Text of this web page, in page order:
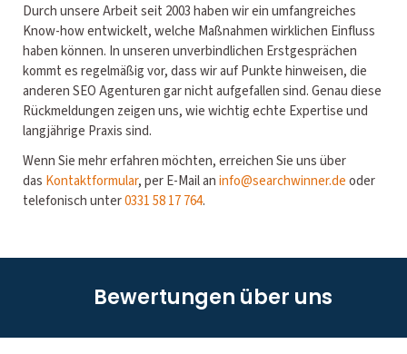
Durch unsere Arbeit seit 2003 haben wir ein umfangreiches
Know-how entwickelt, welche Maßnahmen wirklichen Einfluss
haben können. In unseren unverbindlichen Erstgesprächen
kommt es regelmäßig vor, dass wir auf Punkte hinweisen, die
anderen SEO Agenturen gar nicht aufgefallen sind. Genau diese
Rückmeldungen zeigen uns, wie wichtig echte Expertise und
langjährige Praxis sind.
Wenn Sie mehr erfahren möchten, erreichen Sie uns über
das Kontaktformular, per E-Mail aninfo@searchwinner.deoder
telefonisch unter0331 58 17 764.
Bewertungen über uns